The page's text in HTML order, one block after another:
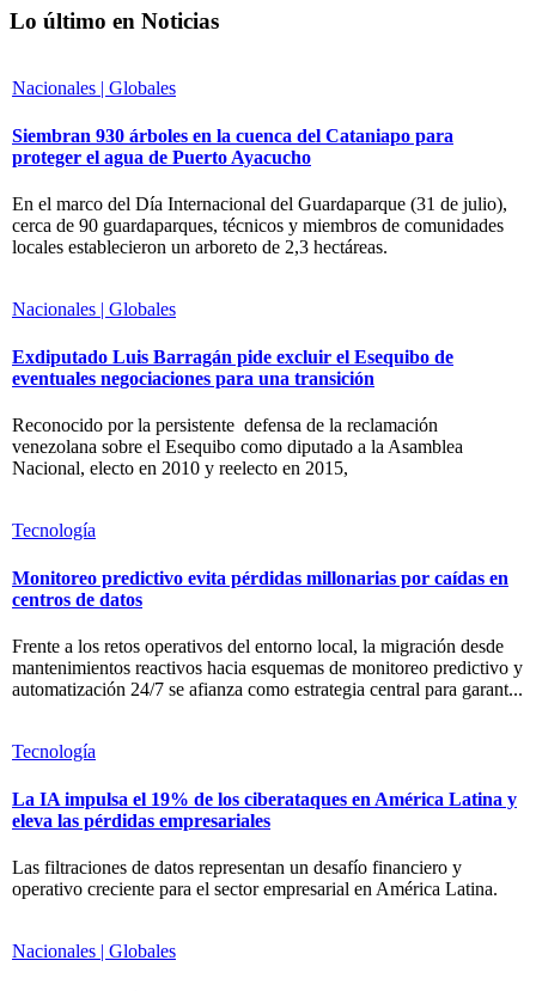
Lo último en Noticias
Nacionales | Globales
Siembran 930 árboles en la cuenca del Cataniapo para
proteger el agua de Puerto Ayacucho
En el marco del Día Internacional del Guardaparque (31 de julio),
cerca de 90 guardaparques, técnicos y miembros de comunidades
locales establecieron un arboreto de 2,3 hectáreas.
Nacionales | Globales
Exdiputado Luis Barragán pide excluir el Esequibo de
eventuales negociaciones para una transición
Reconocido por la persistente defensa de la reclamación
venezolana sobre el Esequibo como diputado a la Asamblea
Nacional, electo en 2010 y reelecto en 2015,
Tecnología
Monitoreo predictivo evita pérdidas millonarias por caídas en
centros de datos
Frente a los retos operativos del entorno local, la migración desde
mantenimientos reactivos hacia esquemas de monitoreo predictivo y
automatización 24/7 se afianza como estrategia central para garant...
Tecnología
La IA impulsa el 19% de los ciberataques en América Latina y
eleva las pérdidas empresariales
Las filtraciones de datos representan un desafío financiero y
operativo creciente para el sector empresarial en América Latina.
Nacionales | Globales